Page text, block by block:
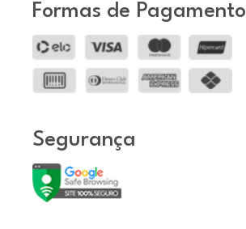
Formas de Pagamento
Segurança